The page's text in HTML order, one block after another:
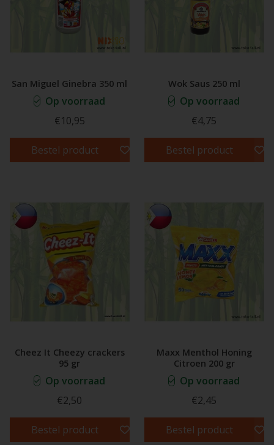
San Miguel Ginebra 350 ml
Op voorraad
€10,95
Bestel product
Wok Saus 250 ml
Op voorraad
€4,75
Bestel product
Cheez It Cheezy crackers
95 gr
Op voorraad
€2,50
Bestel product
Maxx Menthol Honing
Citroen 200 gr
Op voorraad
€2,45
Bestel product